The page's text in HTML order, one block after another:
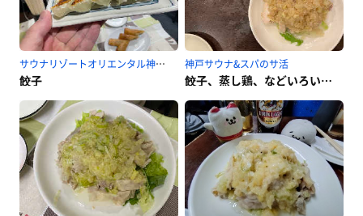
サウナリゾートオリエンタル神戸(センチュリオンホテル&スパ ヴィンテージ神戸)のサ活
餃子
神戸サウナ&スパのサ活
餃子、蒸し鶏、などいろいろ。